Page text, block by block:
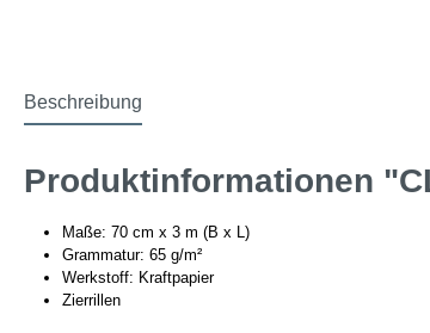
Beschreibung
Produktinformationen
Maße: 70 cm x 3 m (B x L)
Grammatur: 65 g/m²
Werkstoff: Kraftpapier
Zierrillen